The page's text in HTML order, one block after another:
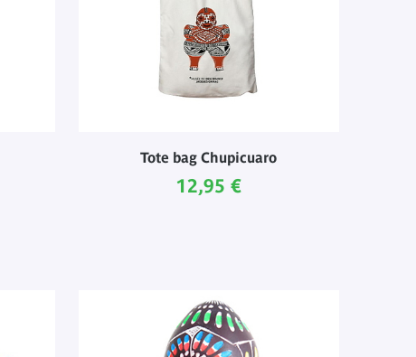
Tote bag Chupicuaro
Prix ​​actuel
12,95 €